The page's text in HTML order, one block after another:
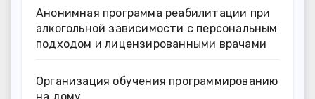
Анонимная программа реабилитации при
алкогольной зависимости с персональным
подходом и лицензированными врачами
Организация обучения программированию
на дому